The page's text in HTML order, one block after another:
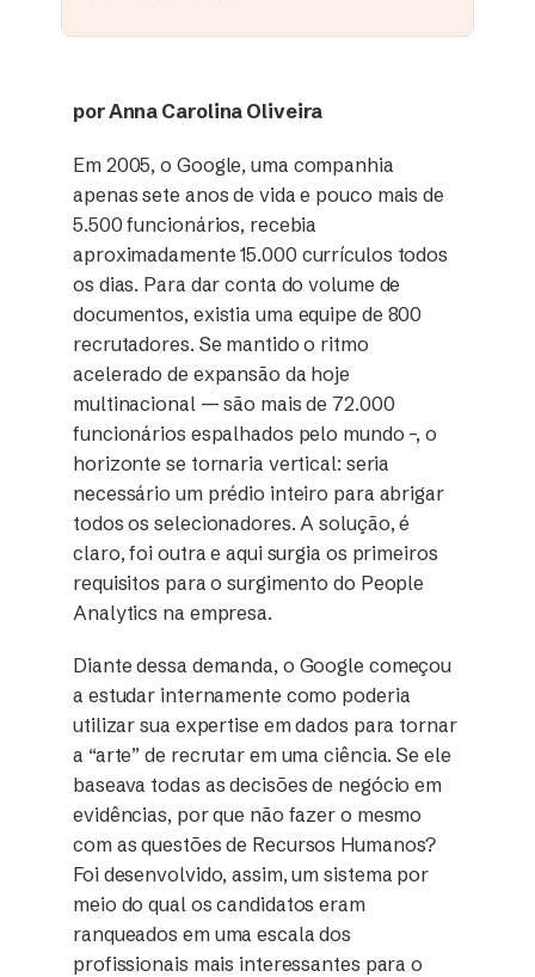
por Anna Carolina Oliveira
Em 2005, o Google, uma companhia
apenas sete anos de vida e pouco mais de
5.500 funcionários, recebia
aproximadamente 15.000 currículos todos
os dias. Para dar conta do volume de
documentos, existia uma equipe de 800
recrutadores. Se mantido o ritmo
acelerado de expansão da hoje
multinacional — são mais de 72.000
funcionários espalhados pelo mundo –, o
horizonte se tornaria vertical: seria
necessário um prédio inteiro para abrigar
todos os selecionadores. A solução, é
claro, foi outra e aqui surgia os primeiros
requisitos para o surgimento do People
Analytics na empresa.
Diante dessa demanda, o Google começou
a estudar internamente como poderia
utilizar sua expertise em dados para tornar
a “arte” de recrutar em uma ciência. Se ele
baseava todas as decisões de negócio em
evidências, por que não fazer o mesmo
com as questões de Recursos Humanos?
Foi desenvolvido, assim, um sistema por
meio do qual os candidatos eram
ranqueados em uma escala dos
profissionais mais interessantes para o